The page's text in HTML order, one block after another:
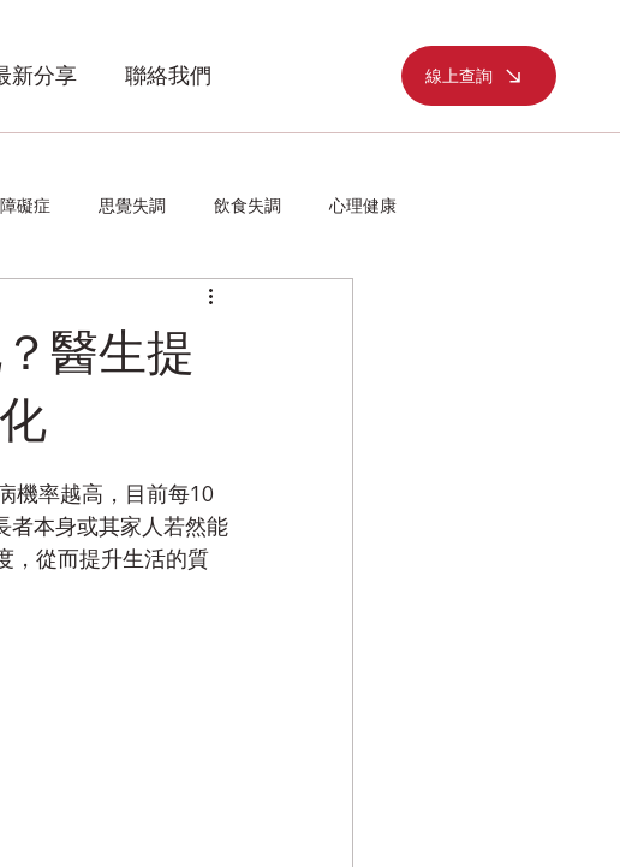
新分享 聯絡我們 線上查詢
礙症 思覺失調 飲食失調 心理健康
醫生提
機率越高，目前每10
者本身或其家人若然能
，從而提升生活的質